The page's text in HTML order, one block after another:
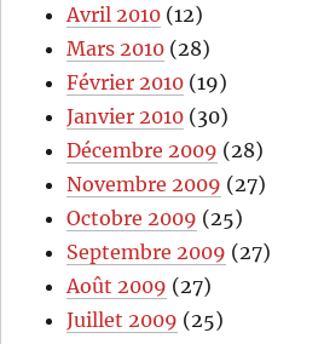
Avril 2010 (12)
Mars 2010 (28)
Février 2010 (19)
Janvier 2010 (30)
Décembre 2009 (28)
Novembre 2009 (27)
Octobre 2009 (25)
Septembre 2009 (27)
Août 2009 (27)
Juillet 2009 (25)